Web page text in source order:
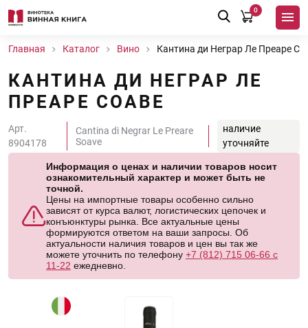
0
Главная Каталог Вино Кантина ди Неграр Ле Преаре
КАНТИНА ДИ НЕГРАР ЛЕ
ПРЕАРЕ СОАВЕ
Арт.
8904178
Cantina di Negrar Le Preare
Soave
наличие
уточняйте
Информация о ценах и наличии товаров носит
ознакомительный характер и может быть не
точной.
Цены на импортные товары особенно сильно
зависят от курса валют, логистических цепочек и
конъюнктуры рынка. Все актуальные цены
формируются ответом на ваши запросы. Об
актуальности наличия товаров и цен вы так же
можете уточнить по телефону +7 (812) 715 06-66 с
11-22 ежедневно.